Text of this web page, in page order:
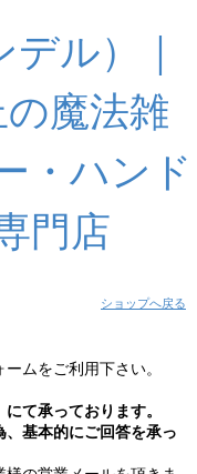
ル）｜
魔法雑
・ハンド
門店
ショップへ戻る
ムをご利用下さい。
て承っております。
基本的にご回答を承っ